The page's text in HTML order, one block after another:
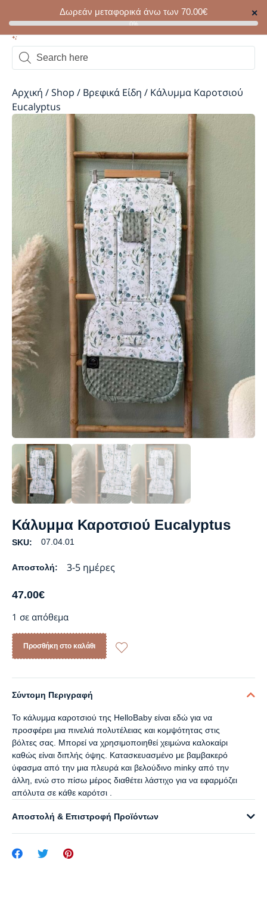
Δωρεάν μεταφορικά άνω των 70.00€ ✕
0%
Αρχική /Shop / Βρεφικά Είδη / Κάλυμμα Καροτσιού
Eucalyptus
Κάλυμμα Καροτσιού Eucalyptus
SKU: 07.04.01
Αποστολή: 3-5 ημέρες
47.00€
1 σε απόθεμα
Προσθήκη στο καλάθι
Σύντομη Περιγραφή
Το κάλυμμα καροτσιού της HelloBaby είναι εδώ για να
προσφέρει μια πινελιά πολυτέλειας και κομψότητας στις
βόλτες σας. Μπορεί να χρησιμοποιηθεί χειμώνα καλοκαίρι
καθώς είναι διπλής όψης. Κατασκευασμένο με βαμβακερό
ύφασμα από την μια πλευρά και βελούδινο minky από την
άλλη, ενώ στο πίσω μέρος διαθέτει λάστιχο για να εφαρμόζει
απόλυτα σε κάθε καρότσι .
Αποστολή & Επιστροφή Προϊόντων